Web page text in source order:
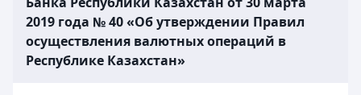
2019 года № 40 «Об утверждении Правил
осуществления валютных операций в
Республике Казахстан»